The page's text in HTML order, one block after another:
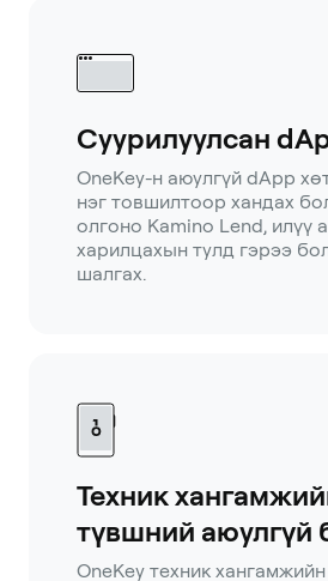
Суурилуулсан
OneKey-н аюулгүй dApp
нэг товшилтоор хандах
олгоно Kamino Lend, илүү
харилцахын тулд гэрээ
шалгах.
Техник
түвшний аюулгүй
OneKey техник